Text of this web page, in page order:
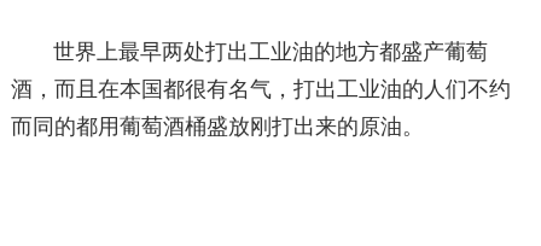
世界上最早两处打出工业油的地方都盛产葡萄
酒，而且在本国都很有名气，打出工业油的人们不约
而同的都用葡萄酒桶盛放刚打出来的原油。